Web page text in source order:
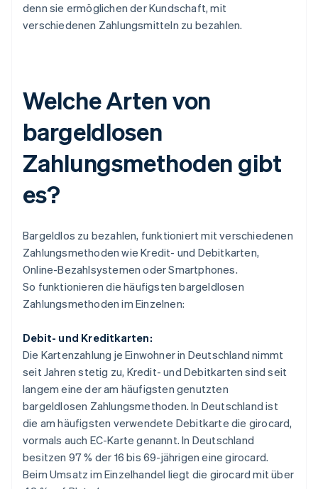
denn sie ermöglichen der Kundschaft, mit
verschiedenen Zahlungsmitteln zu bezahlen.
Welche Arten von
bargeldlosen
Zahlungsmethoden gibt
es?
Bargeldlos zu bezahlen, funktioniert mit verschiedenen
Zahlungsmethoden wie Kredit- und Debitkarten,
Online-Bezahlsystemen oder Smartphones.
So funktionieren die häufigsten bargeldlosen
Zahlungsmethoden im Einzelnen:
Debit- und Kreditkarten:
Die Kartenzahlung je Einwohner in Deutschland nimmt
seit Jahren stetig zu, Kredit- und Debitkarten sind seit
langem eine der am häufigsten genutzten
bargeldlosen Zahlungsmethoden. In Deutschland ist
die am häufigsten verwendete Debitkarte die girocard,
vormals auch EC-Karte genannt. In Deutschland
besitzen 97 % der 16 bis 69-jährigen eine girocard.
Beim Umsatz im Einzelhandel liegt die girocard mit über